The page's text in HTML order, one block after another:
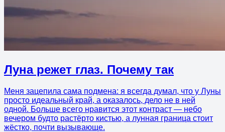
Луна режет глаз. Почему так
Меня зацепила сама подмена: я всегда думал, что у Луны
просто идеальный край, а оказалось, дело не в ней
одной. Больше всего нравится этот контраст — небо
вечером будто растёрто кистью, а лунная граница стоит
жёстко, почти вызывающе.